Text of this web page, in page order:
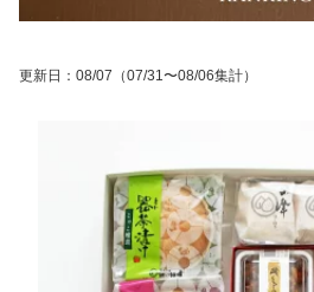
更新日 ： 08/07 （07/31〜08/06集計）